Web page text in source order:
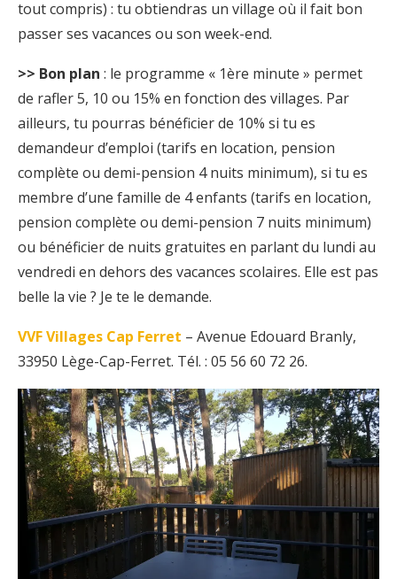
tout compris) : tu obtiendras un village où il fait bon
passer ses vacances ou son week-end.
>> Bon plan : le programme « 1ère minute » permet
de rafler 5, 10 ou 15% en fonction des villages. Par
ailleurs, tu pourras bénéficier de 10% si tu es
demandeur d’emploi (tarifs en location, pension
complète ou demi-pension 4 nuits minimum), si tu es
membre d’une famille de 4 enfants (tarifs en location,
pension complète ou demi-pension 7 nuits minimum)
ou bénéficier de nuits gratuites en parlant du lundi au
vendredi en dehors des vacances scolaires. Elle est pas
belle la vie ? Je te le demande.
VVF Villages Cap Ferret – Avenue Edouard Branly,
33950 Lège-Cap-Ferret. Tél. : 05 56 60 72 26.